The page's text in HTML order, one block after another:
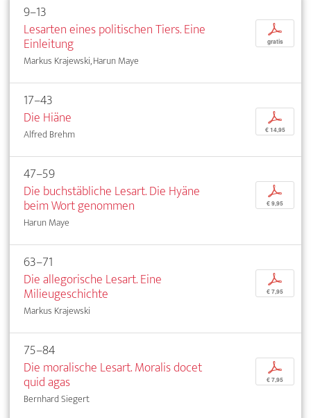
9–13
Lesarten eines politischen Tiers. Eine
Einleitung
Markus Krajewski, Harun Maye
p
gratis
17–43
Die Hiäne
Alfred Brehm
p
€ 14,95
47–59
Die buchstäbliche Lesart. Die Hyäne
beim Wort genommen
Harun Maye
p
€ 9,95
63–71
Die allegorische Lesart. Eine
Milieugeschichte
Markus Krajewski
p
€ 7,95
75–84
Die moralische Lesart. Moralis docet
quid agas
Bernhard Siegert
p
€ 7,95